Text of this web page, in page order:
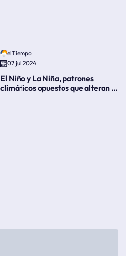
elTiempo
07 jul 2024
El Niño y La Niña, patrones
climáticos opuestos que alteran la